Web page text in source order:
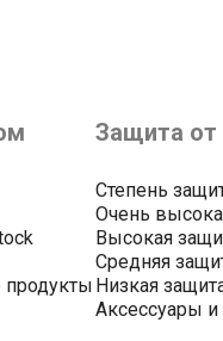
Защита от
Степень
Очень
Высокая
Средняя
Низкая
Аксессуары и